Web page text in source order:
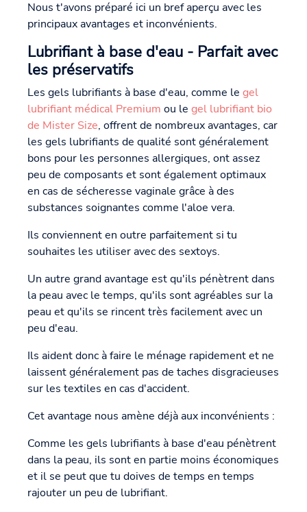
Nous t'avons préparé ici un bref aperçu avec les
principaux avantages et inconvénients.
Lubrifiant à base d'eau - Parfait avec
les préservatifs
Les gels lubrifiants à base d'eau, comme le gel
lubrifiant médical Premium ou le gel lubrifiant bio
de Mister Size, offrent de nombreux avantages, car
les gels lubrifiants de qualité sont généralement
bons pour les personnes allergiques, ont assez
peu de composants et sont également optimaux
en cas de sécheresse vaginale grâce à des
substances soignantes comme l'aloe vera.
Ils conviennent en outre parfaitement si tu
souhaites les utiliser avec des sextoys.
Un autre grand avantage est qu'ils pénètrent dans
la peau avec le temps, qu'ils sont agréables sur la
peau et qu'ils se rincent très facilement avec un
peu d'eau.
Ils aident donc à faire le ménage rapidement et ne
laissent généralement pas de taches disgracieuses
sur les textiles en cas d'accident.
Cet avantage nous amène déjà aux inconvénients :
Comme les gels lubrifiants à base d'eau pénètrent
dans la peau, ils sont en partie moins économiques
et il se peut que tu doives de temps en temps
rajouter un peu de lubrifiant.